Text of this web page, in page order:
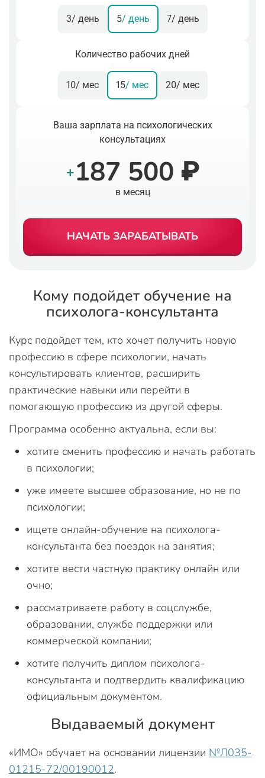
3/ день 5/ день 7/ день
Количество рабочих дней
10/ мес 15/ мес 20/ мес
Ваша зарплата на психологических
консультациях
+187 500 ₽
в месяц
НАЧАТЬ ЗАРАБАТЫВАТЬ
Кому подойдет обучение на
психолога-консультанта
Курс подойдет тем, кто хочет получить новую
профессию в сфере психологии, начать
консультировать клиентов, расширить
практические навыки или перейти в
помогающую профессию из другой сферы.
Программа особенно актуальна, если вы:
хотите сменить профессию и начать работать
в психологии;
уже имеете высшее образование, но не по
психологии;
ищете онлайн-обучение на психолога-
консультанта без поездок на занятия;
хотите вести частную практику онлайн или
очно;
рассматриваете работу в соцслужбе,
образовании, службе поддержки или
коммерческой компании;
хотите получить диплом психолога-
консультанта и подтвердить квалификацию
официальным документом.
Выдаваемый документ
«ИМО» обучает на основании лицензии №Л035-
01215-72/00190012.